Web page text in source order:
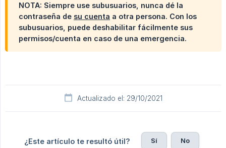
NOTA: Siempre use subusuarios, nunca dé la
contraseña de su cuenta a otra persona. Con los
subusuarios, puede deshabilitar fácilmente sus
permisos/cuenta en caso de una emergencia.
Actualizado el: 29/10/2021
¿Este artículo te resultó útil? Sí No